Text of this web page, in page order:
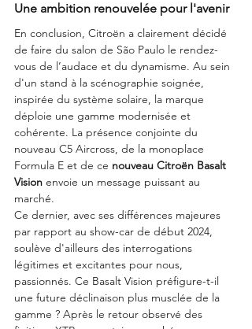
Une ambition renouvelée pour l'avenir
En conclusion, Citroën a clairement décidé
de faire du salon de São Paulo le rendez-
vous de l’audace et du dynamisme. Au sein
d'un stand à la scénographie soignée,
inspirée du système solaire, la marque
déploie une gamme modernisée et
cohérente. La présence conjointe du
nouveau C5 Aircross, de la monoplace
Formula E et de ce nouveau Citroën Basalt
Vision envoie un message puissant au
marché.
Ce dernier, avec ses différences majeures
par rapport au show-car de début 2024,
soulève d'ailleurs des interrogations
légitimes et excitantes pour nous,
passionnés. Ce Basalt Vision préfigure-t-il
une future déclinaison plus musclée de la
gamme ? Après le retour observé des